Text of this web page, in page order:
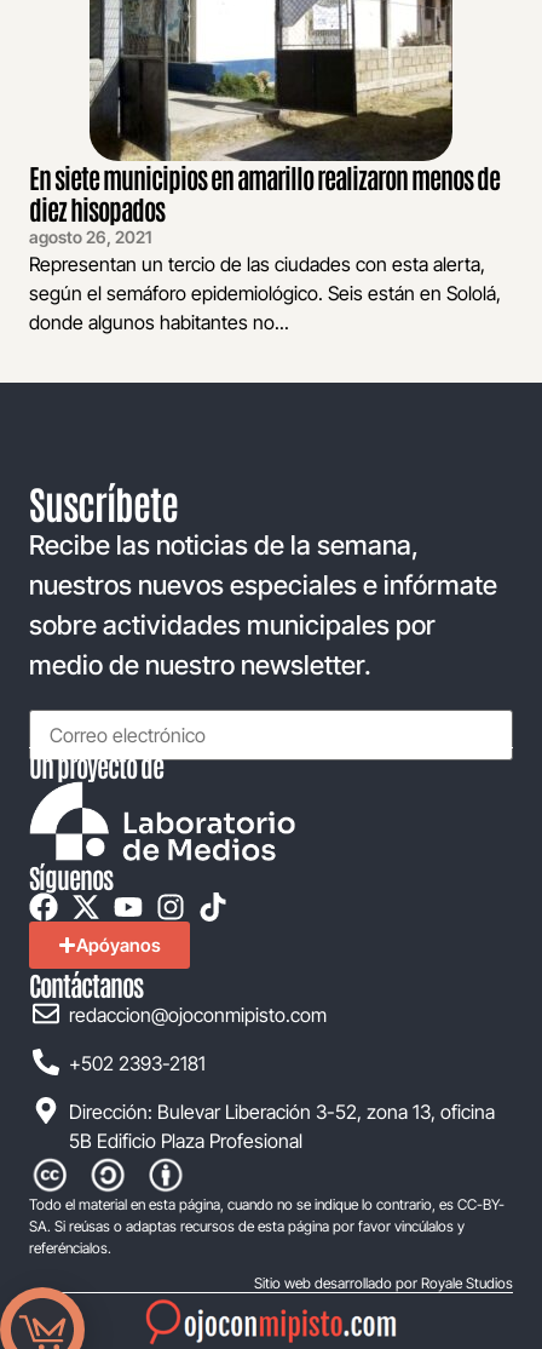
En siete municipios en amarillo realizaron menos de
diez hisopados
agosto 26, 2021
Representan un tercio de las ciudades con esta alerta,
según el semáforo epidemiológico. Seis están en Sololá,
donde algunos habitantes no...
Suscríbete
Recibe las noticias de la semana,
nuestros nuevos especiales e infórmate
sobre actividades municipales por
medio de nuestro newsletter.
Un proyecto de
Síguenos
Apóyanos
Contáctanos
redaccion@ojoconmipisto.com
+502 2393-2181
Dirección: Bulevar Liberación 3-52, zona 13, oficina
5B Edificio Plaza Profesional
Todo el material en esta página, cuando no se indique lo contrario, es CC-BY-
SA. Si reúsas o adaptas recursos de esta página por favor vincúlalos y
referéncialos.
Sitio web desarrollado por Royale Studios